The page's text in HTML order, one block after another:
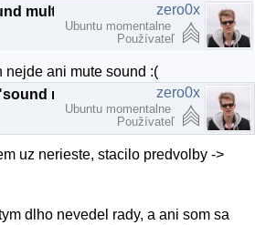
zero0x
Ubuntu momentalne
Používateľ
nejde ani mute sound :(
zero0x
Ubuntu momentalne
Používateľ
uz nerieste, stacilo predvolby ->
dlho nevedel rady, a ani som sa